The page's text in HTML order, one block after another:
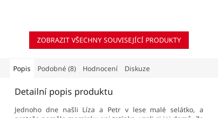
ZOBRAZIT VŠECHNY SOUVISEJÍCÍ PRODUKTY
Popis Podobné (8) Hodnocení Diskuze
Detailní popis produktu
Jednoho dne našli Líza a Petr v lese malé selátko, a